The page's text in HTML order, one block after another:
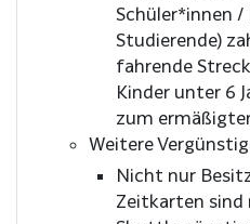
Schüler*innen /
Studierende)
fahrende
Kinder unter 6
zum
Weitere
Nicht nur
Zeitkarten